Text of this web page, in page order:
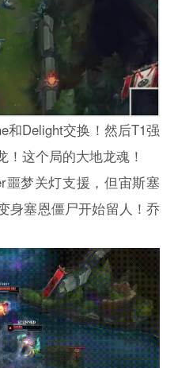
和Delight交换！然后T1强
这个局的大地龙魂！
噩梦关灯支援，但宙斯塞
身塞恩僵尸开始留人！乔